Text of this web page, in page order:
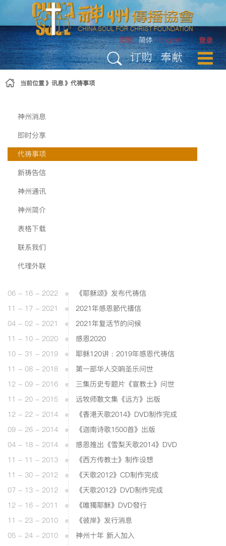
跳转到内容
登录
繁體 简体 English
订购 奉献
当前位置 讯息 代祷事项
神州消息
即时分享
代祷事项
新祷告信
神州通讯
神州简介
表格下载
联系我们
代理外联
06 - 16 - 2022
《耶稣颂》发布代祷信
11 - 17 - 2021
2021年感恩節代禱信
04 - 02 - 2021
2021年复活节的问候
11 - 10 - 2020
感恩2020
10 - 31 - 2019
耶稣120讲 : 2019年感恩代祷信
11 - 08 - 2018
第一部华人交响圣乐问世
12 - 09 - 2016
三集历史专题片《宣教士》问世
11 - 20 - 2015
远牧师散文集《远方》出版
12 - 22 - 2014
《香港天歌2014》DVD制作完成
09 - 26 - 2014
《迦南诗歌1500首》出版
04 - 18 - 2014
感恩推出《雪梨天歌2014》DVD
11 - 11 - 2013
《西方传教士》制作设想
11 - 30 - 2012
《天歌2012》CD制作完成
07 - 13 - 2012
《天歌2012》DVD制作完成
12 - 16 - 2011
《唯獨耶穌》DVD發行
11 - 23 - 2010
《彼岸》发行消息
05 - 24 - 2010
神州十年 新人加入